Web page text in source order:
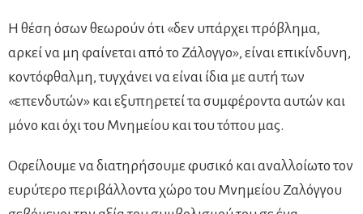
Η θέση όσων θεωρούν ότι «δεν υπάρχει πρόβλημα,
αρκεί να μη φαίνεται από το Ζάλογγο», είναι επικίνδυνη,
κοντόφθαλμη, τυγχάνει να είναι ίδια με αυτή των
«επενδυτών» και εξυπηρετεί τα συμφέροντα αυτών και
μόνο και όχι του Μνημείου και του τόπου μας.
Οφείλουμε να διατηρήσουμε φυσικό και αναλλοίωτο τον
ευρύτερο περιβάλλοντα χώρο του Μνημείου Ζαλόγγου